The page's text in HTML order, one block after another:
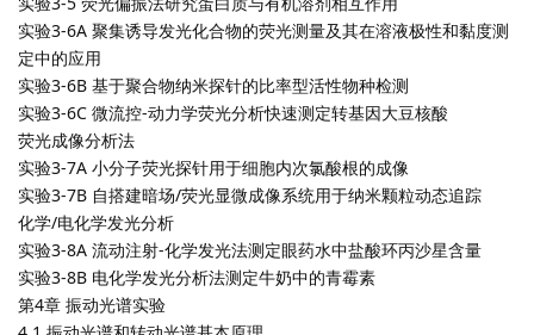
实验3-6A 聚集诱导发光化合物的荧光测量及其在溶液极性和黏度测
定中的应用
实验3-6B 基于聚合物纳米探针的比率型活性物种检测
实验3-6C 微流控-动力学荧光分析快速测定转基因大豆核酸
荧光成像分析法
实验3-7A 小分子荧光探针用于细胞内次氯酸根的成像
实验3-7B 自搭建暗场/荧光显微成像系统用于纳米颗粒动态追踪
化学/电化学发光分析
实验3-8A 流动注射-化学发光法测定眼药水中盐酸环丙沙星含量
实验3-8B 电化学发光分析法测定牛奶中的青霉素
第4章 振动光谱实验